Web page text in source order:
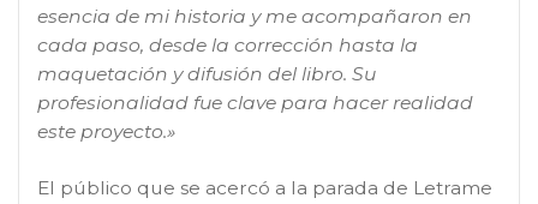
esencia de mi historia y me acompañaron en
cada paso, desde la corrección hasta la
maquetación y difusión del libro. Su
profesionalidad fue clave para hacer realidad
este proyecto.»
El público que se acercó a la parada de Letrame